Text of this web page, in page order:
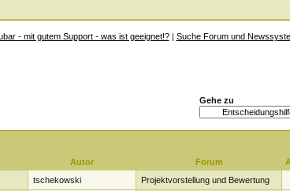
- mit gutem Support - was ist geeignet!?| Suche Forum und
Gehe zu
Autor Forum
tschekowski Projektvorstellung und Bewertung